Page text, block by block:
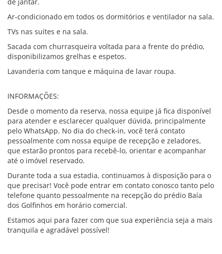
Ar-condicionado em todos os dormitórios e ventilador na sala.
TVs nas suítes e na sala.
Sacada com churrasqueira voltada para a frente do prédio,
disponibilizamos grelhas e espetos.
Lavanderia com tanque e máquina de lavar roupa.
INFORMAÇÕES:
Desde o momento da reserva, nossa equipe já fica disponível
para atender e esclarecer qualquer dúvida, principalmente
pelo WhatsApp. No dia do check-in, você terá contato
pessoalmente com nossa equipe de recepção e zeladores,
que estarão prontos para recebê-lo, orientar e acompanhar
até o imóvel reservado.
Durante toda a sua estadia, continuamos à disposição para o
que precisar! Você pode entrar em contato conosco tanto pelo
telefone quanto pessoalmente na recepção do prédio Baía
dos Golfinhos em horário comercial.
Estamos aqui para fazer com que sua experiência seja a mais
tranquila e agradável possível!